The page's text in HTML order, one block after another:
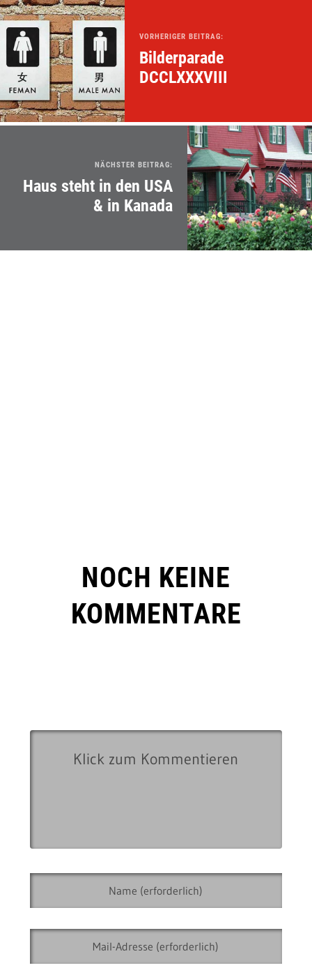
VORHERIGER BEITRAG:
Bilderparade
DCCLXXXVIII
NÄCHSTER BEITRAG:
Haus steht in den USA
& in Kanada
NOCH KEINE
KOMMENTARE